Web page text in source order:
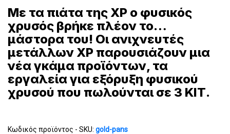
Με τα πιάτα της XP o φυσικός
χρυσός βρήκε πλέον το…
μάστορα του! Οι ανιχνευτές
μετάλλων XP παρουσιάζουν μια
νέα γκάμα προϊόντων, τα
εργαλεία για εξόρυξη φυσικού
χρυσού που πωλούνται σε 3 ΚΙΤ.
Κωδικός προϊόντος - SKU: gold-pans